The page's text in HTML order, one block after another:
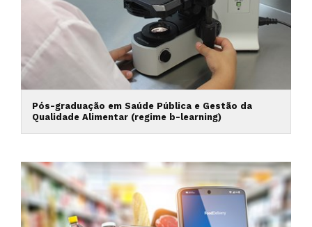
Pós-graduação em Saúde Pública e Gestão da
Qualidade Alimentar (regime b-learning)